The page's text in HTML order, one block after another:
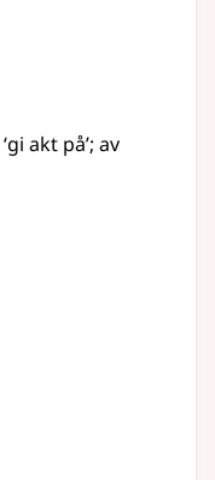
‘gi akt på’; av